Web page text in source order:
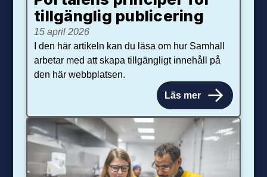
tillgänglig publicering
15 april 2026
I den här artikeln kan du läsa om hur Samhall
arbetar med att skapa tillgängligt innehåll på
den här webbplatsen.
Läs mer